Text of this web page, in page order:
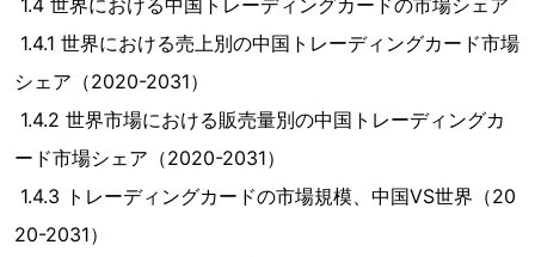
1.4 世界における中国トレーディングカードの市場シェア
1.4.1 世界における売上別の中国トレーディングカード市場
シェア（2020-2031）
1.4.2 世界市場における販売量別の中国トレーディングカ
ード市場シェア（2020-2031）
1.4.3 トレーディングカードの市場規模、中国VS世界（20
20-2031）